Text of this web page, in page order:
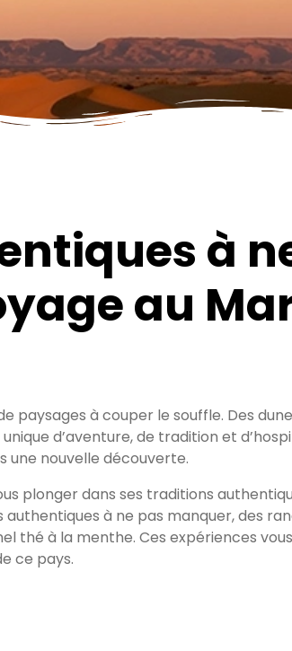
à
au
paysages à couper le souffle. Des
d’aventure, de tradition et
une nouvelle découverte.
plonger dans ses traditions
à ne pas manquer, des
thé à la menthe. Ces expériences
ce pays.